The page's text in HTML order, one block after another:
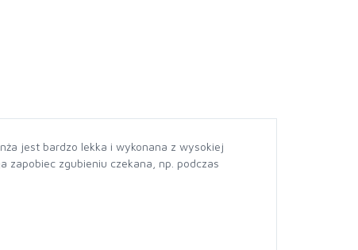
jest bardzo lekka i wykonana z wysokiej
zapobiec zgubieniu czekana, np. podczas